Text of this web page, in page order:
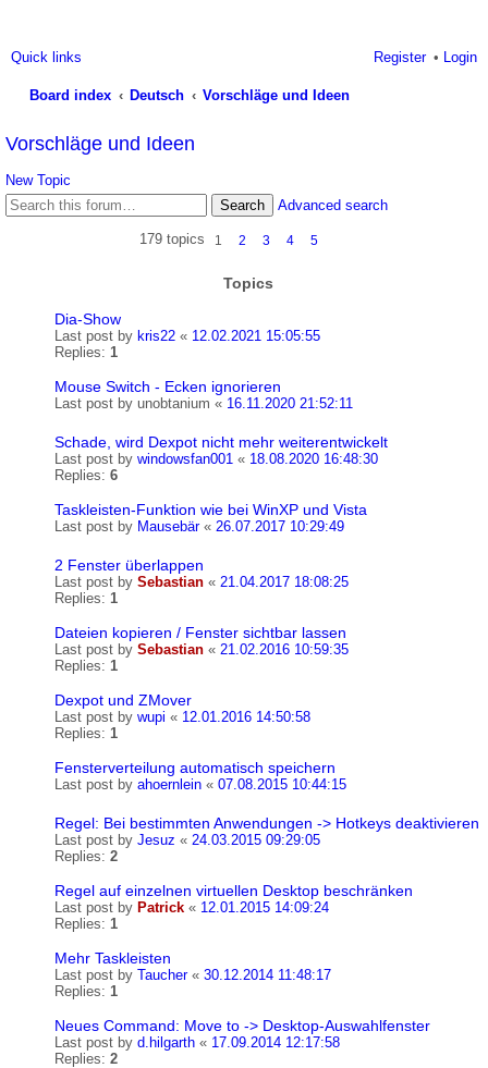
Quick links Login
Register
Board index Deutsch
Vorschläge und Ideen
Vorschläge und Ideen
New Topic
Search
Advanced search
179 topics 1 2 3 4 5
Topics
Dia-Show
Last post by kris22 « 12.02.2021 15:05:55
Replies: 1
Mouse Switch - Ecken ignorieren
Last post by unobtanium « 16.11.2020 21:52:11
Schade, wird Dexpot nicht mehr weiterentwickelt
Last post by windowsfan001 « 18.08.2020 16:48:30
Replies: 6
Taskleisten-Funktion wie bei WinXP und Vista
Last post by Mausebär« 26.07.2017 10:29:49
2 Fenster überlappen
Last post by Sebastian « 21.04.2017 18:08:25
Replies: 1
Dateien kopieren / Fenster sichtbar lassen
Last post by Sebastian « 21.02.2016 10:59:35
Replies: 1
Dexpot und ZMover
Last post by wupi « 12.01.2016 14:50:58
Replies: 1
Fensterverteilung automatisch speichern
Last post by ahoernlein « 07.08.2015 10:44:15
Regel: Bei bestimmten Anwendungen -> Hotkeys deaktivieren
Last post by Jesuz « 24.03.2015 09:29:05
Replies: 2
Regel auf einzelnen virtuellen Desktop beschränken
Last post by Patrick « 12.01.2015 14:09:24
Replies: 1
Mehr Taskleisten
Last post by Taucher« 30.12.2014 11:48:17
Replies: 1
Neues Command: Move to -> Desktop-Auswahlfenster
Last post by d.hilgarth « 17.09.2014 12:17:58
Replies: 2